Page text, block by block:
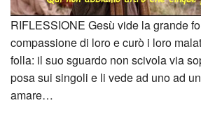
Chierichetti e Ancelle
RIFLESSIONE Gesù vide la grande
compassione di loro e curò i loro
folla: il suo sguardo non scivola via
posa sui singoli e li vede ad uno ad
amare…